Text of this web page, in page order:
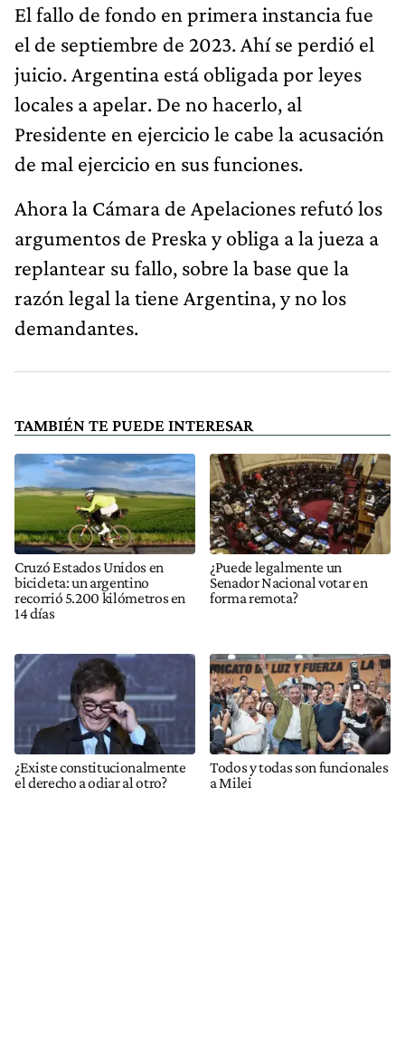
El fallo de fondo en primera instancia fue
el de septiembre de 2023. Ahí se perdió el
juicio. Argentina está obligada por leyes
locales a apelar. De no hacerlo, al
Presidente en ejercicio le cabe la acusación
de mal ejercicio en sus funciones.
Ahora la Cámara de Apelaciones refutó los
argumentos de Preska y obliga a la jueza a
replantear su fallo, sobre la base que la
razón legal la tiene Argentina, y no los
demandantes.
TAMBIÉN TE PUEDE INTERESAR
Cruzó Estados Unidos en
bicicleta: un argentino
recorrió 5.200 kilómetros en
14 días
¿Puede legalmente un
Senador Nacional votar en
forma remota?
¿Existe constitucionalmente
el derecho a odiar al otro?
Todos y todas son funcionales
a Milei